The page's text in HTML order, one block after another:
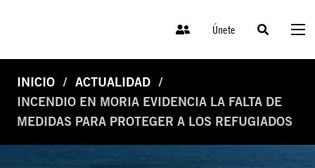
Únete
INICIO
ACTUALIDAD
INCENDIO EN MORIA EVIDENCIA LA FALTA DE
MEDIDAS PARA PROTEGER A LOS REFUGIADOS